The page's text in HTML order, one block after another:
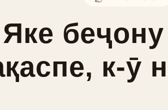
Яке беҷону
к-ӯ